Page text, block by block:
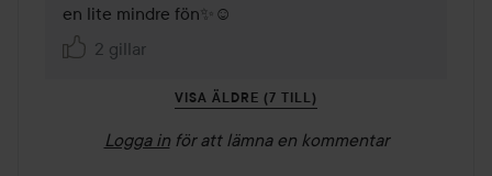
en lite mindre fön✨☺️
2 gillar
VISA ÄLDRE (7 TILL)
Logga in för att lämna en kommentar